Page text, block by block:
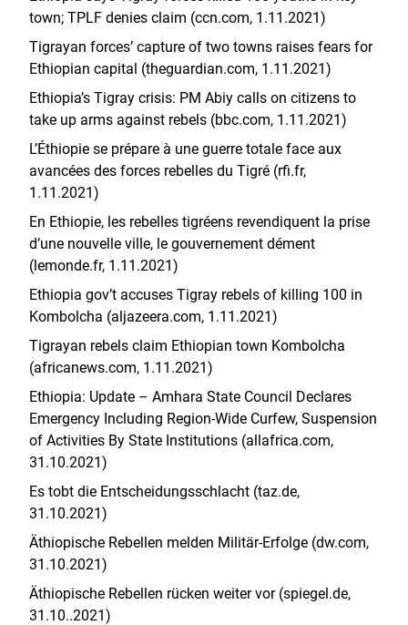
town; TPLF denies claim (ccn.com, 1.11.2021)
Tigrayan forces’ capture of two towns raises fears for
Ethiopian capital (theguardian.com, 1.11.2021)
Ethiopia’s Tigray crisis: PM Abiy calls on citizens to
take up arms against rebels (bbc.com, 1.11.2021)
L’Éthiopie se prépare à une guerre totale face aux
avancées des forces rebelles du Tigré (rfi.fr,
1.11.2021)
En Ethiopie, les rebelles tigréens revendiquent la prise
d’une nouvelle ville, le gouvernement dément
(lemonde.fr, 1.11.2021)
Ethiopia gov’t accuses Tigray rebels of killing 100 in
Kombolcha (aljazeera.com, 1.11.2021)
Tigrayan rebels claim Ethiopian town Kombolcha
(africanews.com, 1.11.2021)
Ethiopia: Update – Amhara State Council Declares
Emergency Including Region-Wide Curfew, Suspension
of Activities By State Institutions (allafrica.com,
31.10.2021)
Es tobt die Entscheidungsschlacht (taz.de,
31.10.2021)
Äthiopische Rebellen melden Militär-Erfolge (dw.com,
31.10.2021)
Äthiopische Rebellen rücken weiter vor (spiegel.de,
31.10..2021)